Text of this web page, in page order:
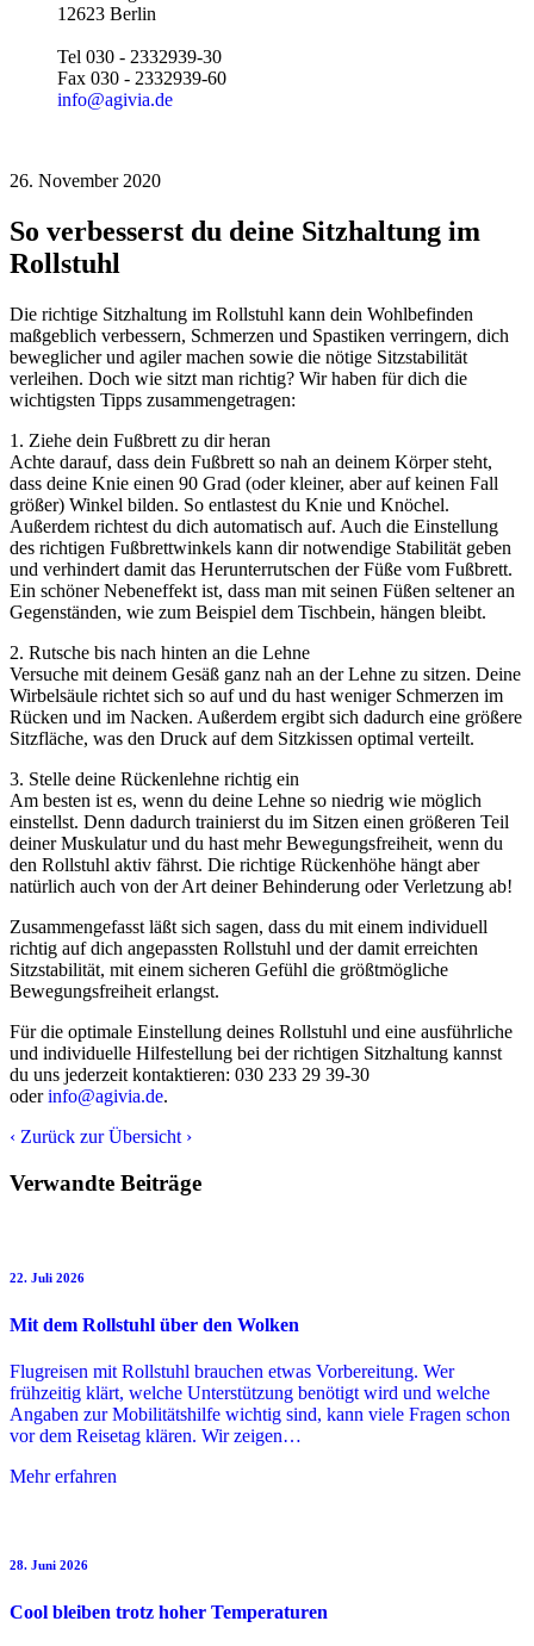
12623 Berlin
Tel 030 - 2332939-30
Fax 030 - 2332939-60
info@agivia.de
26. November 2020
So verbesserst du deine Sitzhaltung im
Rollstuhl
Die richtige Sitzhaltung im Rollstuhl kann dein Wohlbefinden
maßgeblich verbessern, Schmerzen und Spastiken verringern, dich
beweglicher und agiler machen sowie die nötige Sitzstabilität
verleihen. Doch wie sitzt man richtig? Wir haben für dich die
wichtigsten Tipps zusammengetragen:
1. Ziehe dein Fußbrett zu dir heran
Achte darauf, dass dein Fußbrett so nah an deinem Körper steht,
dass deine Knie einen 90 Grad (oder kleiner, aber auf keinen Fall
größer) Winkel bilden. So entlastest du Knie und Knöchel.
Außerdem richtest du dich automatisch auf. Auch die Einstellung
des richtigen Fußbrettwinkels kann dir notwendige Stabilität geben
und verhindert damit das Herunterrutschen der Füße vom Fußbrett.
Ein schöner Nebeneffekt ist, dass man mit seinen Füßen seltener an
Gegenständen, wie zum Beispiel dem Tischbein, hängen bleibt.
2. Rutsche bis nach hinten an die Lehne
Versuche mit deinem Gesäß ganz nah an der Lehne zu sitzen. Deine
Wirbelsäule richtet sich so auf und du hast weniger Schmerzen im
Rücken und im Nacken. Außerdem ergibt sich dadurch eine größere
Sitzfläche, was den Druck auf dem Sitzkissen optimal verteilt.
3. Stelle deine Rückenlehne richtig ein
Am besten ist es, wenn du deine Lehne so niedrig wie möglich
einstellst. Denn dadurch trainierst du im Sitzen einen größeren Teil
deiner Muskulatur und du hast mehr Bewegungsfreiheit, wenn du
den Rollstuhl aktiv fährst. Die richtige Rückenhöhe hängt aber
natürlich auch von der Art deiner Behinderung oder Verletzung ab!
Zusammengefasst läßt sich sagen, dass du mit einem individuell
richtig auf dich angepassten Rollstuhl und der damit erreichten
Sitzstabilität, mit einem sicheren Gefühl die größtmögliche
Bewegungsfreiheit erlangst.
Für die optimale Einstellung deines Rollstuhl und eine ausführliche
und individuelle Hilfestellung bei der richtigen Sitzhaltung kannst
du uns jederzeit kontaktieren: 030 233 29 39-30
oderinfo@agivia.de.
‹ Zurück zur Übersicht ›
Verwandte Beiträge
22. Juli 2026
Mit dem Rollstuhl über den Wolken
Flugreisen mit Rollstuhl brauchen etwas Vorbereitung. Wer
frühzeitig klärt, welche Unterstützung benötigt wird und welche
Angaben zur Mobilitätshilfe wichtig sind, kann viele Fragen schon
vor dem Reisetag klären. Wir zeigen…
Mehr erfahren
28. Juni 2026
Cool bleiben trotz hoher Temperaturen